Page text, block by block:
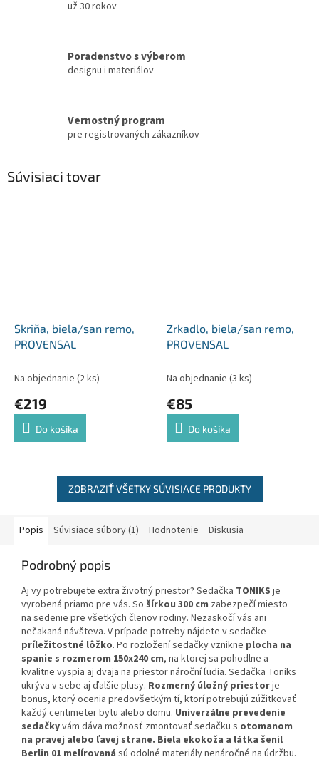
už 30 rokov
Poradenstvo s výberom
designu i materiálov
Vernostný program
pre registrovaných zákazníkov
Súvisiaci tovar
Skriňa, biela/san remo,
PROVENSAL
Na objednanie (2 ks)
€219
Do košíka
Zrkadlo, biela/san remo,
PROVENSAL
Na objednanie (3 ks)
€85
Do košíka
ZOBRAZIŤ VŠETKY SÚVISIACE PRODUKTY
Popis Súvisiace súbory (1) Hodnotenie Diskusia
Podrobný popis
Aj vy potrebujete extra životný priestor? Sedačka TONIKS je
vyrobená priamo pre vás. So šírkou 300 cm zabezpečí miesto
na sedenie pre všetkých členov rodiny. Nezaskočí vás ani
nečakaná návšteva. V prípade potreby nájdete v sedačke
príležitostné lôžko. Po rozložení sedačky vznikne plocha na
spanie s rozmerom 150x240 cm, na ktorej sa pohodlne a
kvalitne vyspia aj dvaja na priestor nároční ľudia. Sedačka Toniks
ukrýva v sebe aj ďalšie plusy. Rozmerný úložný priestorje
bonus, ktorý ocenia predovšetkým tí, ktorí potrebujú zúžitkovať
každý centimeter bytu alebo domu. Univerzálne prevedenie
sedačkyvám dáva možnosť zmontovať sedačku s otomanom
na pravej alebo ľavej strane. Biela ekokoža a látka šenil
Berlin 01 melírovaná sú odolné materiály nenáročné na údržbu.